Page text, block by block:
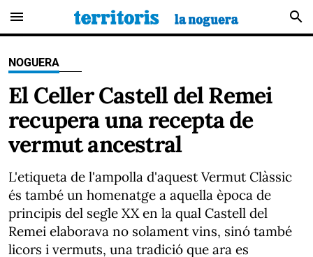
menu search
NOGUERA
El Celler Castell del Remei
recupera una recepta de
vermut ancestral
L'etiqueta de l'ampolla d'aquest Vermut Clàssic
és també un homenatge a aquella època de
principis del segle XX en la qual Castell del
Remei elaborava no solament vins, sinó també
licors i vermuts, una tradició que ara es